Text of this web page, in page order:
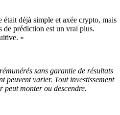
déjà simple et axée crypto, mais
de prédiction est un vrai plus.
»
sans garantie de résultats
peuvent varier. Tout investissement
peut monter ou descendre.